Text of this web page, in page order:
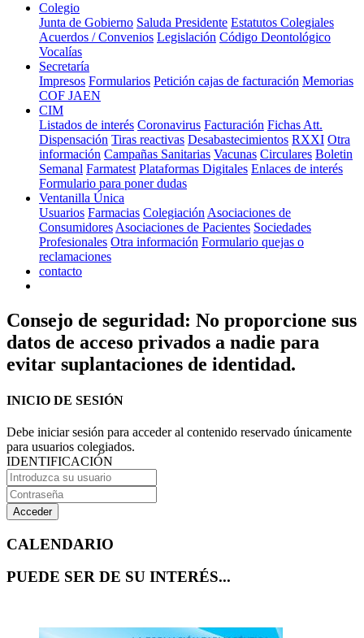
Colegio
Junta de Gobierno Saluda Presidente Estatutos Colegiales
Acuerdos / Convenios Legislación Código Deontológico
Vocalías
Secretaría
Impresos Formularios Petición cajas de facturación Memorias
COF JAEN
CIM
Listados de interés Coronavirus Facturación Fichas Att.
Dispensación Tiras reactivas Desabastecimientos RXXI Otra
información Campañas Sanitarias Vacunas Circulares Boletin
Semanal Farmatest Plataformas Digitales Enlaces de interés
Formulario para poner dudas
Ventanilla Única
Usuarios Farmacias Colegiación Asociaciones de
Consumidores Asociaciones de Pacientes Sociedades
Profesionales Otra información Formulario quejas o
reclamaciones
contacto
Consejo de seguridad: No proporcione sus
datos de acceso privados a nadie para
evitar suplantaciones de identidad.
INICIO DE SESIÓN
Debe iniciar sesión para acceder al contenido reservado únicamente
para usuarios colegiados.
IDENTIFICACIÓN
Acceder
CALENDARIO
PUEDE SER DE SU INTERÉS...